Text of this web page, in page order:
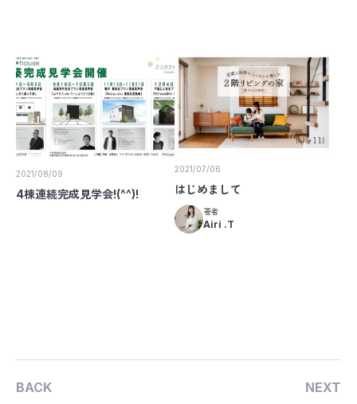
2021/08/09
4棟連続完成見学会!(^^)!
2021/07/06
はじめまして
著者
Airi .T
BACK NEXT